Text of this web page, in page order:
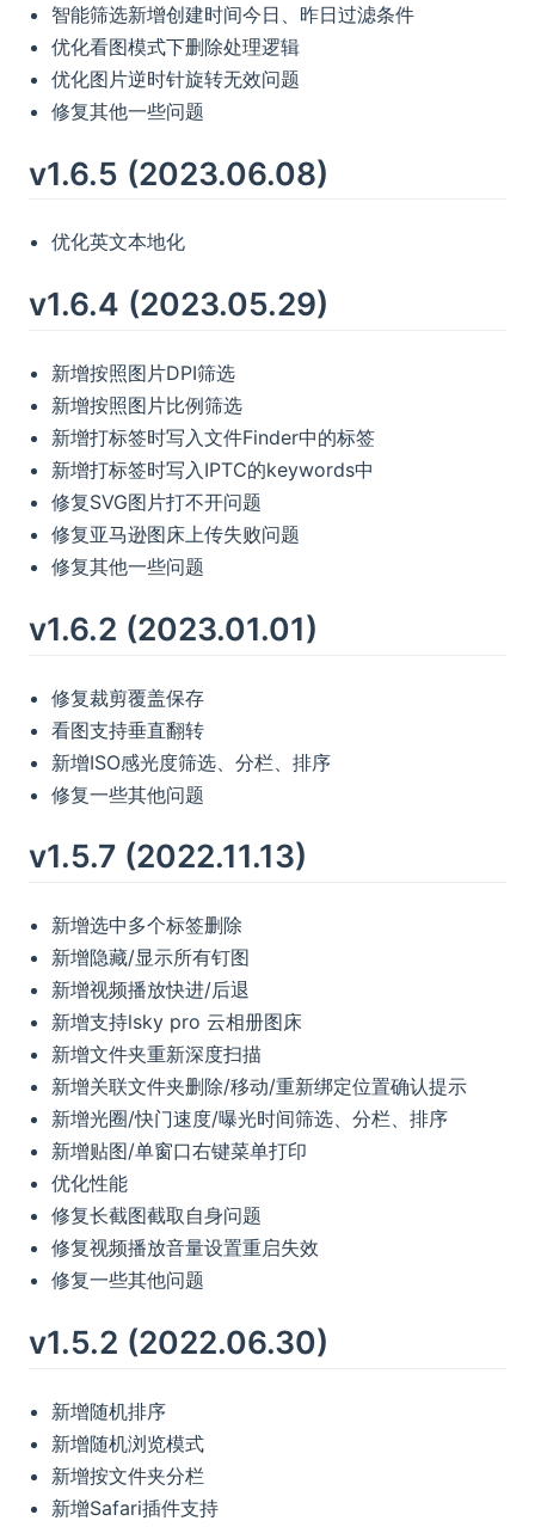
智能筛选新增创建时间今日、昨日过滤条件
优化看图模式下删除处理逻辑
优化图片逆时针旋转无效问题
修复其他一些问题
v1.6.5 (2023.06.08)
优化英文本地化
v1.6.4 (2023.05.29)
新增按照图片DPI筛选
新增按照图片比例筛选
新增打标签时写入文件Finder中的标签
新增打标签时写入IPTC的keywords中
修复SVG图片打不开问题
修复亚马逊图床上传失败问题
修复其他一些问题
v1.6.2 (2023.01.01)
修复裁剪覆盖保存
看图支持垂直翻转
新增ISO感光度筛选、分栏、排序
修复一些其他问题
v1.5.7 (2022.11.13)
新增选中多个标签删除
新增隐藏/显示所有钉图
新增视频播放快进/后退
新增支持lsky pro 云相册图床
新增文件夹重新深度扫描
新增关联文件夹删除/移动/重新绑定位置确认提示
新增光圈/快门速度/曝光时间筛选、分栏、排序
新增贴图/单窗口右键菜单打印
优化性能
修复长截图截取自身问题
修复视频播放音量设置重启失效
修复一些其他问题
v1.5.2 (2022.06.30)
新增随机排序
新增随机浏览模式
新增按文件夹分栏
新增Safari插件支持